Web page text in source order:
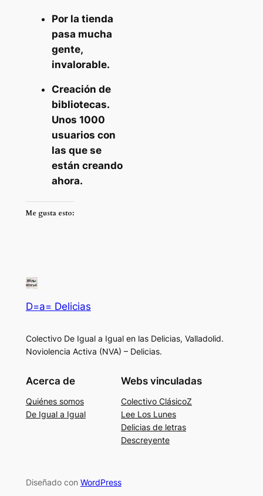
Por la tienda
pasa mucha
gente,
invalorable.
Creación de
bibliotecas.
Unos 1000
usuarios con
las que se
están creando
ahora.
Me gusta esto:
D=a= Delicias
Colectivo De Igual a Igual en las Delicias, Valladolid.
Noviolencia Activa (NVA) – Delicias.
Acerca de
Quiénes somos
De Igual a Igual
Webs vinculadas
Colectivo ClásicoZ
Lee Los Lunes
Delicias de letras
Descreyente
Diseñado con WordPress